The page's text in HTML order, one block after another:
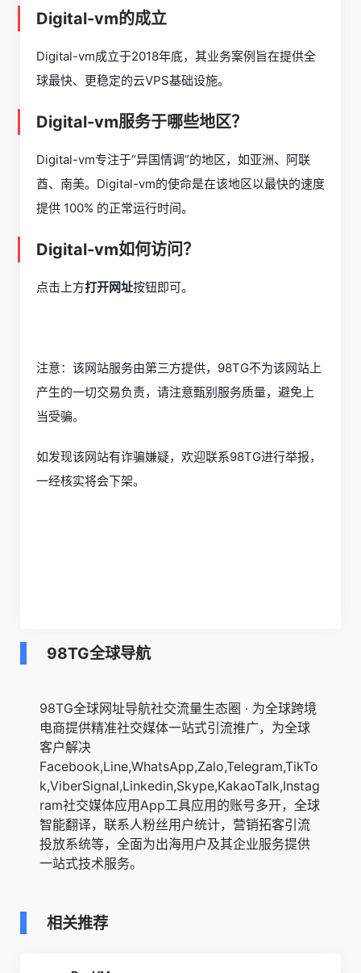
Digital-vm的成立
Digital-vm成立于2018年底，其业务案例旨在提供全
球最快、更稳定的云VPS基础设施。
Digital-vm服务于哪些地区？
Digital-vm专注于“异国情调”的地区，如亚洲、阿联
酋、南美。Digital-vm的使命是在该地区以最快的速度
提供 100% 的正常运行时间。
Digital-vm如何访问？
点击上方打开网址按钮即可。
注意：该网站服务由第三方提供，98TG不为该网站上
产生的一切交易负责，请注意甄别服务质量，避免上
当受骗。
如发现该网站有诈骗嫌疑，欢迎联系98TG进行举报，
一经核实将会下架。
98TG全球导航
98TG全球网址导航社交流量生态圈 · 为全球跨境
电商提供精准社交媒体一站式引流推广，为全球
客户解决
Facebook,Line,WhatsApp,Zalo,Telegram,TikTo
k,ViberSignal,Linkedin,Skype,KakaoTalk,Instag
ram社交媒体应用App工具应用的账号多开，全球
智能翻译，联系人粉丝用户统计，营销拓客引流
投放系统等，全面为出海用户及其企业服务提供
一站式技术服务。
相关推荐